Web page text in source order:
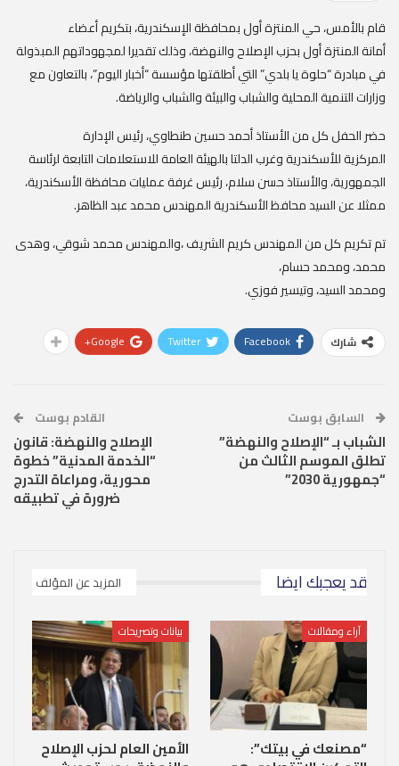
قام بالأمس، حي المنتزة أول بمحافظة الإسكندرية، بتكريم أعضاء
أمانة المنتزة أول بحزب الإصلاح والنهضة، وذلك تقديرا لمجهوداتهم المبذولة
في مبادرة “حلوة يا بلدي” التي أطلقتها مؤسسة “أخبار اليوم”، بالتعاون مع
وزارات التنمية المحلية والشباب والبيئة والشباب والرياضة.
حضر الحفل كل من الأستاذ أحمد حسين طنطاوي، رئيس الإدارة
المركزية للأسكندرية وغرب الدلتا بالهيئة العامة للاستعلامات التابعة لرئاسة
الجمهورية، والأستاذ حسن سلام، رئيس غرفة عمليات محافظة الأسكندرية،
ممثلا عن السيد محافظ الأسكندرية المهندس محمد عبد الظاهر.
تم تكريم كل من المهندس كريم الشريف ،والمهندس محمد شوقي، وهدى
محمد، ومحمد حسام،
ومحمد السيد،وتيسير فوزي.
شارك Facebook
Twitter
Google+
السابق بوست
الشباب بـ “الإصلاح والنهضة”
تطلق الموسم الثالث من
“جمهورية 2030”
القادم بوست
الإصلاح والنهضة: قانون
“الخدمة المدنية” خطوة
محورية، ومراعاة التدرج
ضرورة في تطبيقه
قد يعجبك ايضا المزيد عن المؤلف
آراء ومقالات
“مصنعك في بيتك”:
بيانات وتصريحات
الأمين العام لحزب الإصلاح